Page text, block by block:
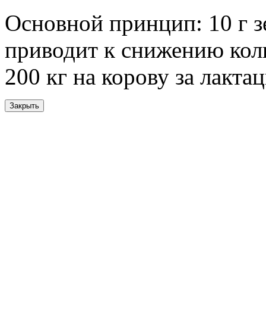
Основной принцип: 10 г
приводит к снижению
200 кг на корову за
Закрыть